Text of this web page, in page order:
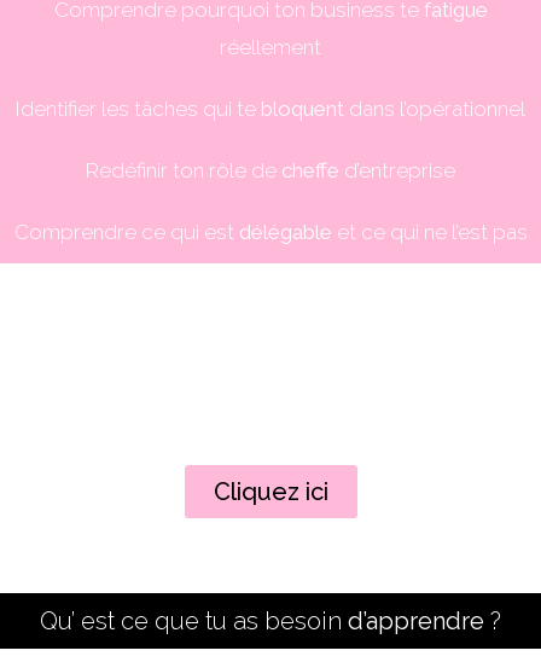
Comprendre pourquoi ton business te fatigue
réellement
Identifier les tâches qui te bloquent dans l’opérationnel
Redéfinir ton rôle de cheffe d’entreprise
Comprendre ce qui est délégable et ce qui ne l’est pas
Cliquez ici
Qu’ est ce que tu as besoin d’apprendre ?